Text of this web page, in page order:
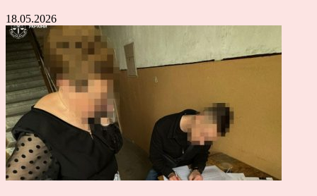
18.05.2026